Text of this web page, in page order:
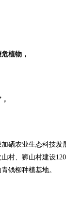
植物，
硒农业生态科技发
村、狮山村建设
钱柳种植基地。